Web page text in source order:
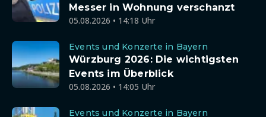
Messer in Wohnung verschanzt
05.08.2026 • 14:18 Uhr
Events und Konzerte in Bayern
Würzburg 2026: Die wichtigsten
Events im Überblick
05.08.2026 • 14:05 Uhr
Events und Konzerte in Bayern